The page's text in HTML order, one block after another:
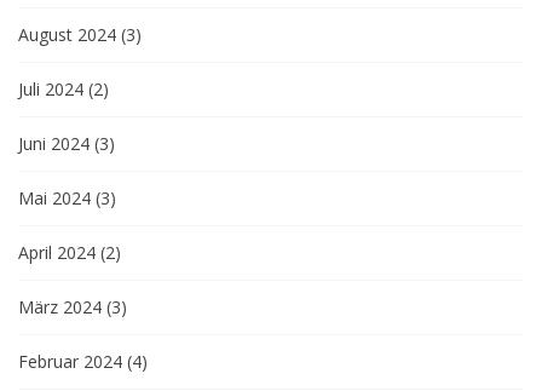
August 2024 (3)
Juli 2024 (2)
Juni 2024 (3)
Mai 2024 (3)
April 2024 (2)
März 2024 (3)
Februar 2024 (4)